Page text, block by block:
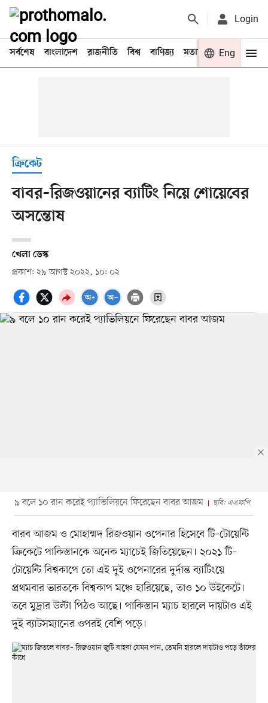
Login
সর্বশেষ বাংলাদেশ রাজনীতি বিশ্ব বাণিজ্য মতামত খেলা
Eng
ক্রিকেট
বাবর–রিজওয়ানের ব্যাটিং নিয়ে শোয়েবের
অসন্তোষ
খেলা ডেস্ক
প্রকাশ: ২৯ আগস্ট ২০২২, ১০: ০২
৯ বলে ১০ রান করেই প্যাভিলিয়নে ফিরেছেন বাবর আজম ছবি: এএফপি
বারব আজম ও মোহাম্মদ রিজওয়ান ওপেনার হিসেবে টি–টোয়েন্টি
ক্রিকেটে পাকিস্তানকে অনেক ম্যাচেই জিতিয়েছেন। ২০২১ টি–
টোয়েন্টি বিশ্বকাপে তো এই দুই ওপেনারের দুর্দান্ত ব্যাটিংয়ে
প্রথমবার ভারতকে বিশ্বকাপ মঞ্চে হারিয়েছে, তাও ১০ উইকেটে।
তবে মুদ্রার উল্টা পিঠও আছে। পাকিস্তান ম্যাচ হারলে দায়টাও এই
দুই ব্যাটসম্যানের ওপরই বেশি পড়ে।